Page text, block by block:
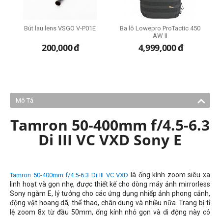
Bút lau lens VSGO V-P01E
200,000đ
Ba lô Lowepro ProTactic 450
AW II
4,999,000đ
Mô Tả
Tamron 50-400mm f/4.5-6.3
Di III VC VXD Sony E
Tamron 50-400mm f/4.5-6.3 Di III VC VXD là ống kính zoom siêu xa
linh hoạt và gọn nhẹ, được thiết kế cho dòng máy ảnh mirrorless
Sony ngàm E, lý tưởng cho các ứng dụng nhiếp ảnh phong cảnh,
động vật hoang dã, thể thao, chân dung và nhiều nữa. Trang bị tỉ
lệ zoom 8x từ đầu 50mm, ống kính nhỏ gọn và di động này có